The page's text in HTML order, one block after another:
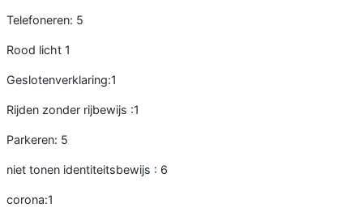
Telefoneren: 5
Rood licht 1
Geslotenverklaring:1
Rijden zonder rijbewijs :1
Parkeren: 5
niet tonen identiteitsbewijs : 6
corona:1